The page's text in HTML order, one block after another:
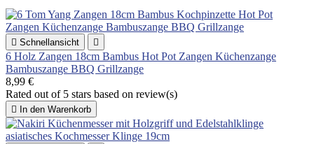
 Schnellansicht 
6 Holz Zangen 18cm Bambus Hot Pot Zangen Küchenzange
Bambuszange BBQ Grillzange
8,99 €
Rated out of 5 stars based on review(s)
 In den Warenkorb